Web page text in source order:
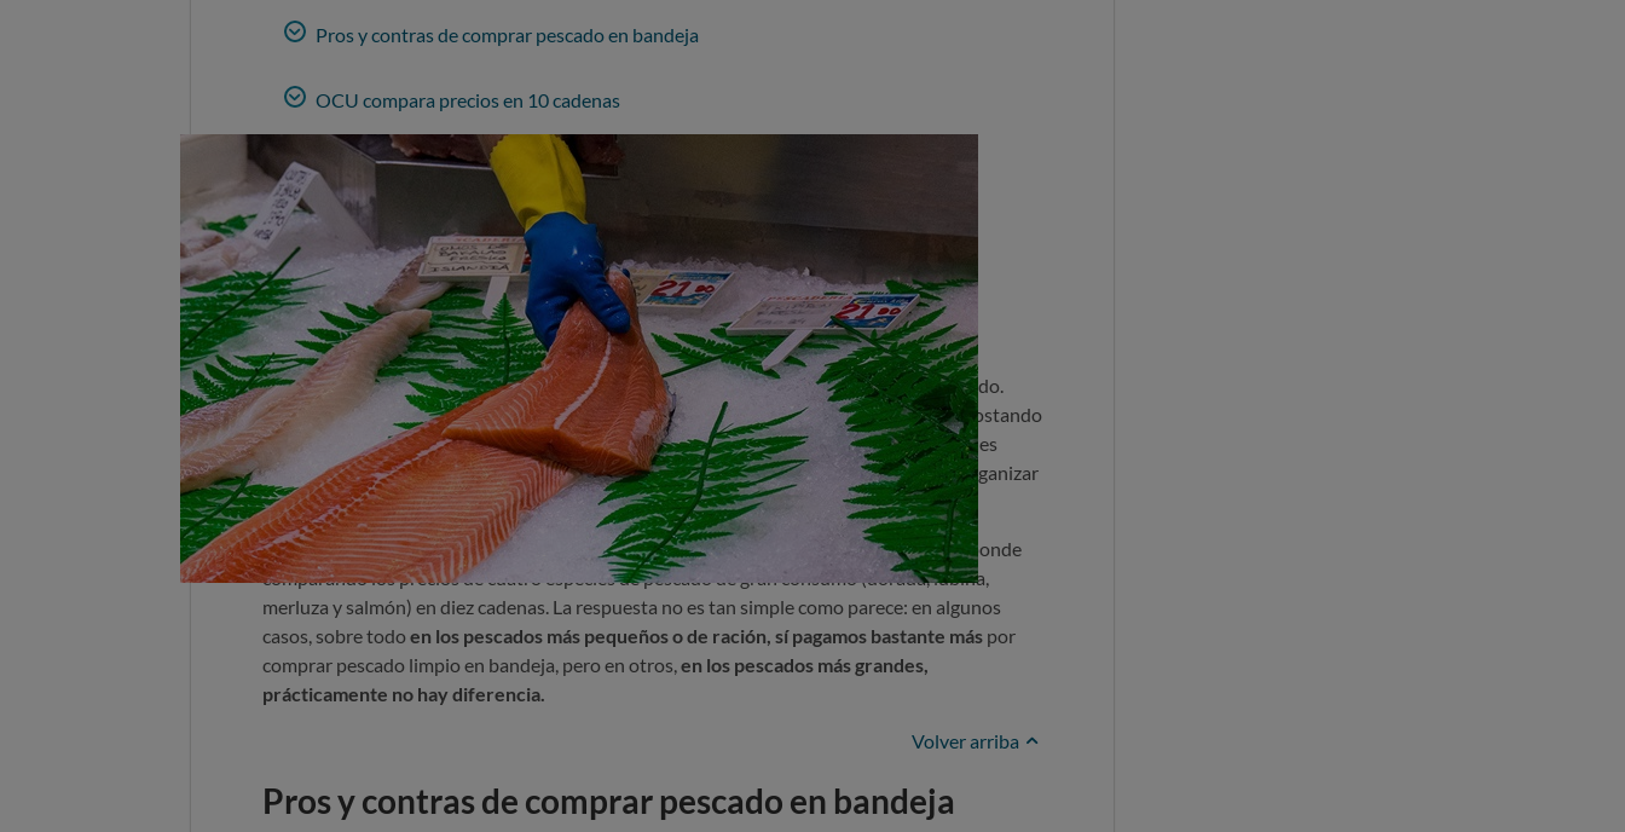
Pros y contras de comprar pescado en bandeja
OCU compara precios en 10 cadenas
En dorada y lubina, la comodidad sí se paga
En merluza y salmón, la diferencia es mínima
¿Cuándo compensa comprar en bandeja?
Cada vez más cadenas sustituyen la pescadería tradicional por pescado limpio y envasado.
Mercadona ya ha iniciado esa transformación y otras cadenas como Lidl llevan años apostando
por el libre servicio. Para el consumidor, el cambio promete rapidez, comodidad y raciones
listas para cocinar. Para el supermercado, supone una forma de simplificar la tienda y organizar
mejor el trabajo.
Pero la gran duda sigue ahí:¿se paga más por comprar pescado en bandeja?OCU responde
comparando los precios de cuatro especies de pescado de gran consumo (dorada, lubina,
merluza y salmón) en diez cadenas. La respuesta no es tan simple como parece: en algunos
casos, sobre todo en los pescados más pequeños o de ración, sí pagamos bastante máspor
comprar pescado limpio en bandeja, pero en otros, en los pescados más grandes,
prácticamente no hay diferencia.
Volver arriba
Pros y contras de comprar pescado en bandeja